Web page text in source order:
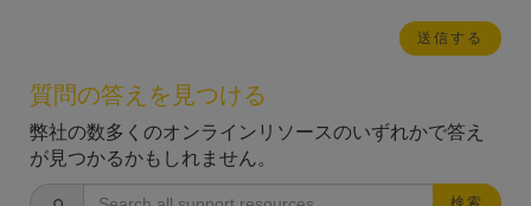
質問の答えを見つける
弊社の数多くのオンラインリソースのいずれかで答え
が見つかるかもしれません。
検索